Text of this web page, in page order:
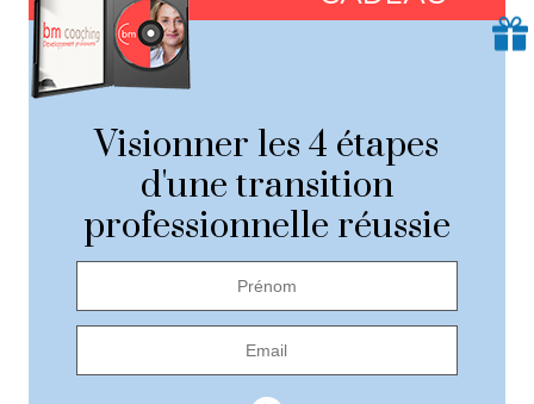
Visionner les 4 étapes
d'une transition
professionnelle réussie